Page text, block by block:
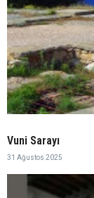
Vuni Sarayı
31 Ağustos 2025